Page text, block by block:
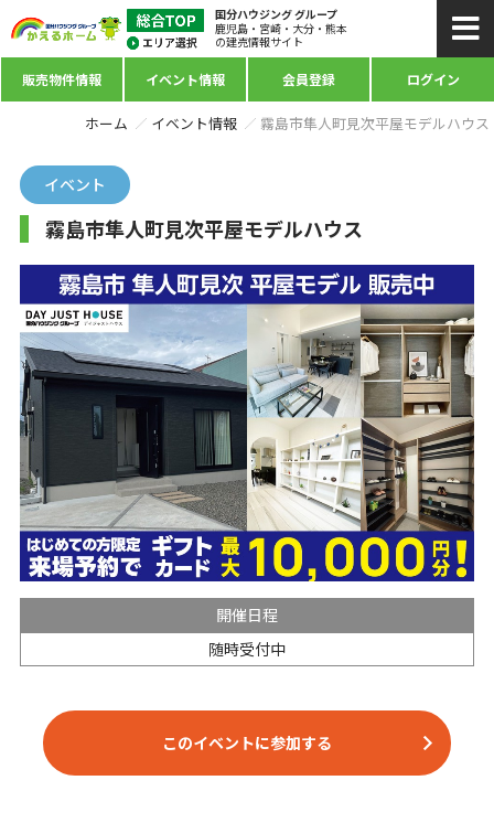
国分ハウジング グループ
鹿児島・宮崎・大分・熊本
の建売情報サイト
販売物件情報 イベント情報 会員登録 ログイン
ホーム イベント情報 霧島市隼人町見次平屋モデルハウス
イベント
霧島市隼人町見次平屋モデルハウス
開催日程
随時受付中
このイベントに参加する